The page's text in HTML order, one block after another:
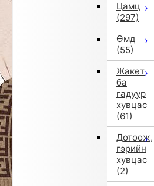
Цамц
(297)
Өмд
(55)
Жакет
ба
гадуур
хувцас
(61)
Дотоож,
гэрийн
хувцас
(2)